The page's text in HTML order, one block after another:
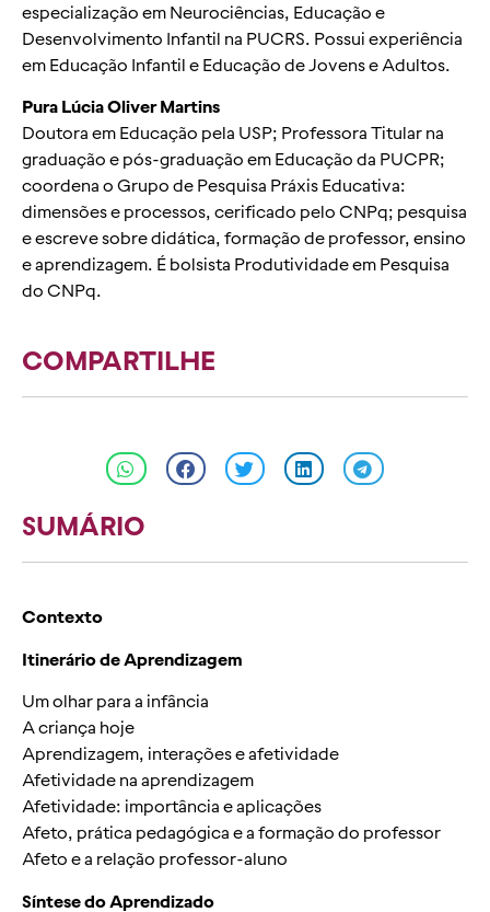
especialização em Neurociências, Educação e
Desenvolvimento Infantil na PUCRS. Possui experiência
em Educação Infantil e Educação de Jovens e Adultos.
Pura Lúcia Oliver Martins
Doutora em Educação pela USP; Professora Titular na
graduação e pós-graduação em Educação da PUCPR;
coordena o Grupo de Pesquisa Práxis Educativa:
dimensões e processos, cerificado pelo CNPq; pesquisa
e escreve sobre didática, formação de professor, ensino
e aprendizagem. É bolsista Produtividade em Pesquisa
do CNPq.
COMPARTILHE
SUMÁRIO
Contexto
Itinerário de Aprendizagem
Um olhar para a infância
A criança hoje
Aprendizagem, interações e afetividade
Afetividade na aprendizagem
Afetividade: importância e aplicações
Afeto, prática pedagógica e a formação do professor
Afeto e a relação professor-aluno
Síntese do Aprendizado